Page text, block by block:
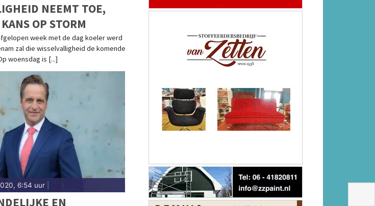
NEEMT TOE,
OP STORM
week met de dag koeler werd
zal die wisselvalligheid de komende
woensdag is [...]
6:54 uur|
EN